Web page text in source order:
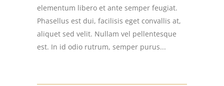
elementum libero et ante semper feugiat.
Phasellus est dui, facilisis eget convallis at,
aliquet sed velit. Nullam vel pellentesque
est. In id odio rutrum, semper purus...